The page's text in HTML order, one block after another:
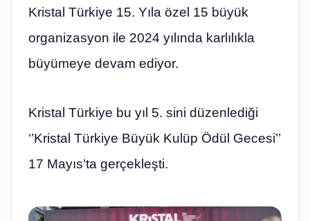
Kristal Türkiye 15. Yıla özel 15 büyük
organizasyon ile 2024 yılında karlılıkla
büyümeye devam ediyor.
Kristal Türkiye bu yıl 5. sini düzenlediği
‘’Kristal Türkiye Büyük Kulüp Ödül Gecesi’’
17 Mayıs’ta gerçekleşti.